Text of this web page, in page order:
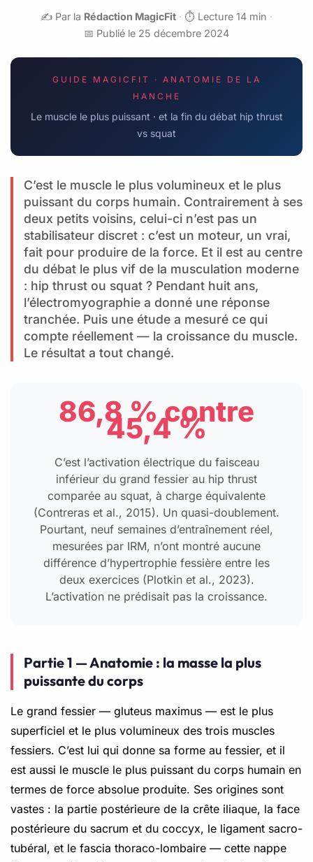
✍️ Par la Rédaction MagicFit · ⏱️ Lecture 14 min ·
📅 Publié le 25 décembre 2024
GUIDE MAGICFIT · ANATOMIE DE LA
HANCHE
Le muscle le plus puissant · et la fin du débat hip thrust
vs squat
C’est le muscle le plus volumineux et le plus
puissant du corps humain. Contrairement à ses
deux petits voisins, celui-ci n’est pas un
stabilisateur discret : c’est un moteur, un vrai,
fait pour produire de la force. Et il est au centre
du débat le plus vif de la musculation moderne
: hip thrust ou squat ? Pendant huit ans,
l’électromyographie a donné une réponse
tranchée. Puis une étude a mesuré ce qui
compte réellement — la croissance du muscle.
Le résultat a tout changé.
86,8 % contre
45,4 %
C’est l’activation électrique du faisceau
inférieur du grand fessier au hip thrust
comparée au squat, à charge équivalente
(Contreras et al., 2015). Un quasi-doublement.
Pourtant, neuf semaines d’entraînement réel,
mesurées par IRM, n’ont montré aucune
différence d’hypertrophie fessière entre les
deux exercices (Plotkin et al., 2023).
L’activation ne prédisait pas la croissance.
Partie 1 — Anatomie : la masse la plus
puissante du corps
Le grand fessier — gluteus maximus — est le plus
superficiel et le plus volumineux des trois muscles
fessiers. C’est lui qui donne sa forme au fessier, et il
est aussi le muscle le plus puissant du corps humain en
termes de force absolue produite. Ses origines sont
vastes : la partie postérieure de la crête iliaque, la face
postérieure du sacrum et du coccyx, le ligament sacro-
tubéral, et le fascia thoraco-lombaire — cette nappe